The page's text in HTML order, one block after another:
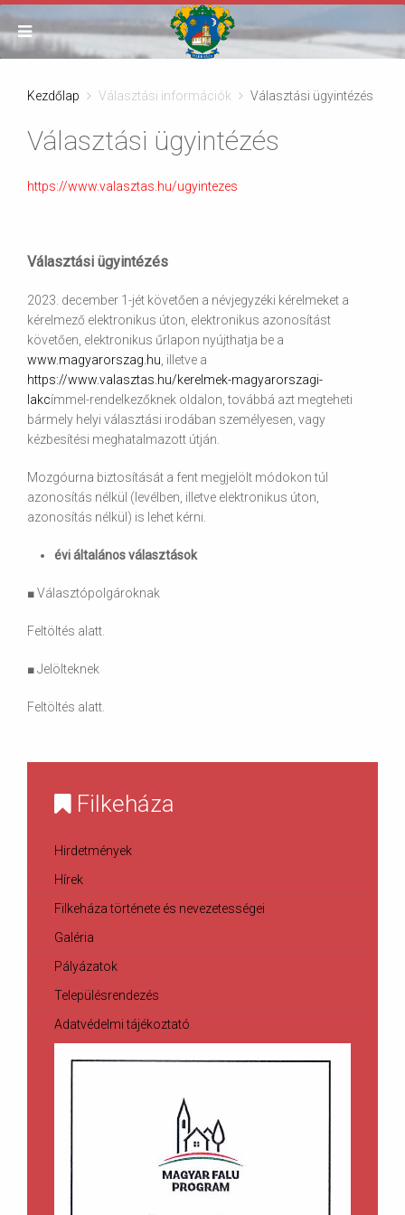
Kezdőlap Választási információk Választási ügyintézés
Választási ügyintézés
https://www.valasztas.hu/ugyintezes
Választási ügyintézés
2023. december 1-jét követően a névjegyzéki kérelmeket a
kérelmező elektronikus úton, elektronikus azonosítást
követően, elektronikus űrlapon nyújthatja be a
www.magyarorszag.hu , illetve a
https://www.valasztas.hu/kerelmek-magyarorszagi-
lakcímmel-rendelkezőknek oldalon, továbbá azt megteheti
bármely helyi választási irodában személyesen, vagy
kézbesítési meghatalmazott útján.
Mozgóurna biztosítását a fent megjelölt módokon túl
azonosítás nélkül (levélben, illetve elektronikus úton,
azonosítás nélkül) is lehet kérni.
évi általános választások
■ Választópolgároknak
Feltöltés alatt.
■ Jelölteknek
Feltöltés alatt.
Filkeháza
Hirdetmények
Hírek
Filkeháza története és nevezetességei
Galéria
Pályázatok
Településrendezés
Adatvédelmi tájékoztató